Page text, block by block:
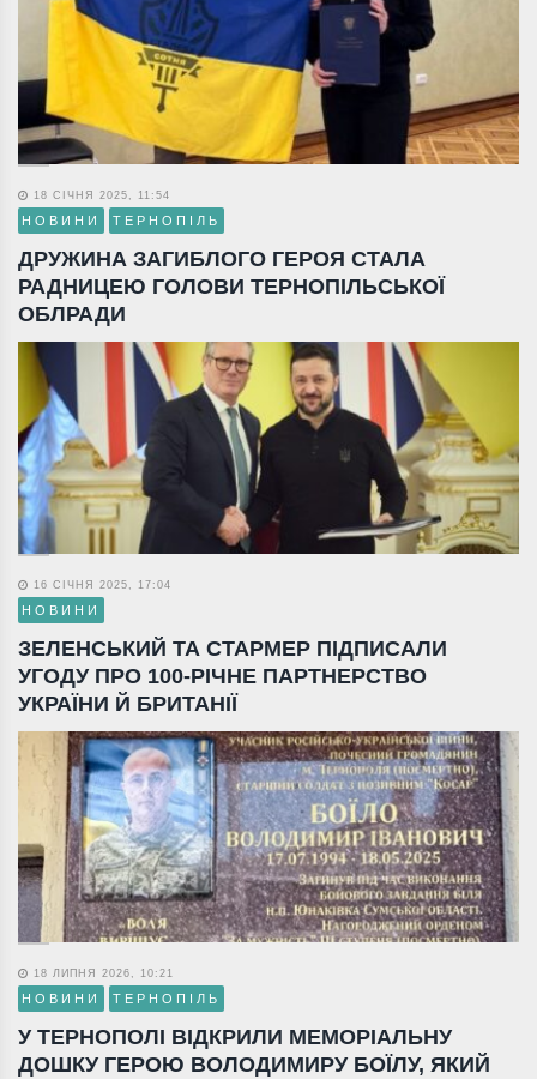
18 СІЧНЯ 2025, 11:54
НОВИНИ ТЕРНОПІЛЬ
ДРУЖИНА ЗАГИБЛОГО ГЕРОЯ СТАЛА
РАДНИЦЕЮ ГОЛОВИ ТЕРНОПІЛЬСЬКОЇ
ОБЛРАДИ
16 СІЧНЯ 2025, 17:04
НОВИНИ
ЗЕЛЕНСЬКИЙ ТА СТАРМЕР ПІДПИСАЛИ
УГОДУ ПРО 100-РІЧНЕ ПАРТНЕРСТВО
УКРАЇНИ Й БРИТАНІЇ
18 ЛИПНЯ 2026, 10:21
НОВИНИ ТЕРНОПІЛЬ
У ТЕРНОПОЛІ ВІДКРИЛИ МЕМОРІАЛЬНУ
ДОШКУ ГЕРОЮ ВОЛОДИМИРУ БОЇЛУ, ЯКИЙ